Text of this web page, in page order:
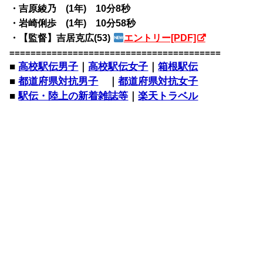
・吉原綾乃 (1年) 10分8秒
・岩崎俐歩 (1年) 10分58秒
・【監督】吉居克広(53)
エントリー[PDF]
========================================
■高校駅伝男子 ｜高校駅伝女子 ｜箱根駅伝
■都道府県対抗男子 ｜都道府県対抗女子
■駅伝・陸上の新着雑誌等 ｜楽天トラベル